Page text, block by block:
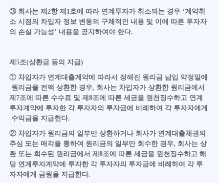
③ 회사는 제2항 제1호에 따라 연계투자가 취소되는 경우 ‘계약취
소 시점의 차입자 정보 변동의 구체적인 내용 및 이에 따른 투자자
의 손실 가능성’ 내용을 공지하여야 한다.
제5조(상환금 등의 지급)
① 차입자가 연계대출계약에 따라서 정해진 원리금 납입 약정일에
원리금을 전액 상환한 경우, 회사는 차입자가 상환한 원리금에서
제7조에 따른 수수료 및 제8조에 따른 세금을 원천징수하고 연계
투자계약에 투자한 각 투자자의 투자금에 비례하여 각 투자자에게
수익금을 지급한다.
② 차입자가 원리금의 일부만 상환하거나 회사가 연계대출채권의
추심 또는 매각을 통하여 원리금의 일부만 회수한 경우, 회사는 상
환 또는 회수된 원리금에서 제8조에 따른 세금을 원천징수하고 해
당 연계투자계약에 투자한 각 투자자의 투자금에 비례하여 각 투
자자에게 금원을 지급한다.